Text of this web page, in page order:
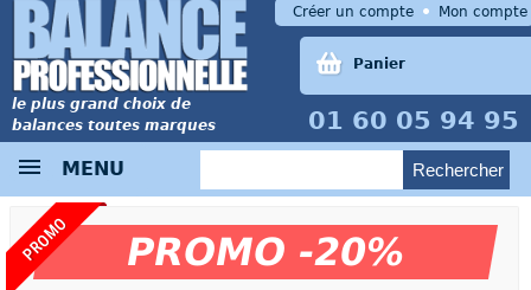
le plus grand choix de
balances toutes marques
01 60 05 94 95
Panier
Créer un compte Mon compte
MENU
PROMO PROMO -20%